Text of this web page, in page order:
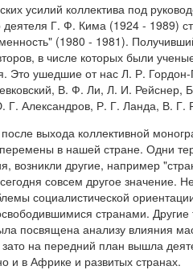
усилий коллектива под
деятеля Г. Ф. Кима (1924 - 1989)
(1980 - 1981).
в числе которых были
Это ушедшие от нас Л. Р.
В. Ф. Ли, Л. И. Рейснер,
Александров, Р. Г. Ланда, В. Г.
выхода коллективной
в нашей стране. Одни
возникли другие, например
совсем другое значение.
социалистической
странами.
посвящена анализу влияния
на передний план вышла
и в Африке и развитых странах.